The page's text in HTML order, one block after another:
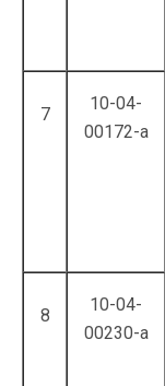
7
10-04-
00172-а
8
10-04-
00230-а